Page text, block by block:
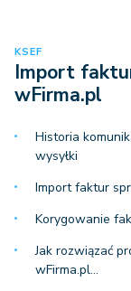
KSEF
Import
wFirma.pl
Historia
wysyłki
Import faktur
Korygowanie
Jak rozwiązać
wFirma.pl…